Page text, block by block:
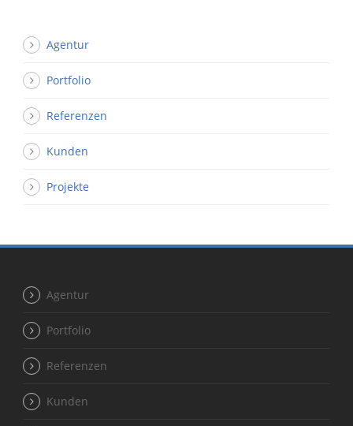
Agentur
Portfolio
Referenzen
Kunden
Projekte
Agentur
Portfolio
Referenzen
Kunden